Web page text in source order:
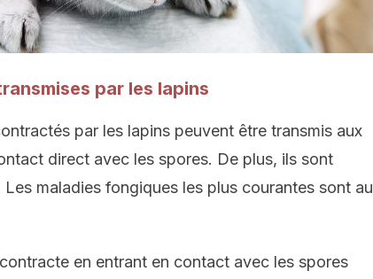
par les lapins
par les lapins peuvent être transmis aux
direct avec les spores. De plus, ils sont
maladies fongiques les plus courantes sont au
en entrant en contact avec les spores